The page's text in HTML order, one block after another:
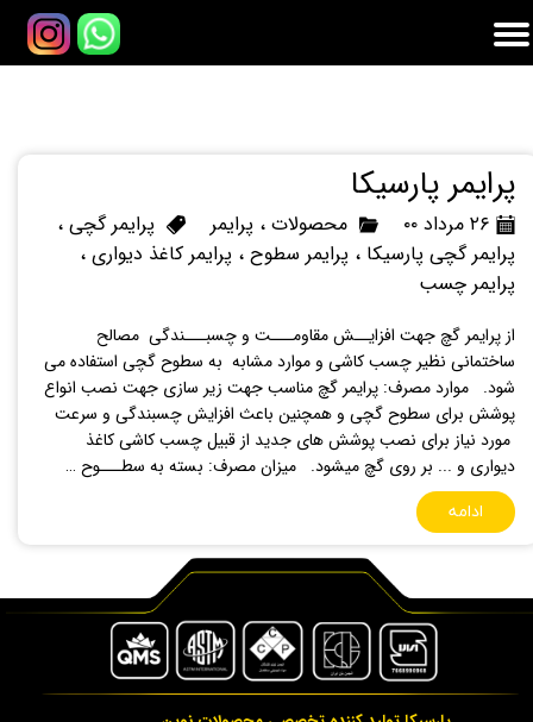
پرایمر پارسیکا
۲۶ مرداد ۰۰ محصولات ، پرایمر پرایمر گچی ،
پرایمر گچی پارسیکا ، پرایمر سطوح ، پرایمر کاغذ دیواری ،
پرایمر چسب
از پرایمر گچ جهت افزایــش مقاومـــت و چسبـــندگی مصالح
ساختمانی نظیر چسب كاشی و موارد مشابه به سطوح گچی استفاده می
شود. موارد مصرف: پرایمر گچ مناسب جهت زیر سازی جهت نصب انواع
پوشش برای سطوح گچی و همچنین باعث افزایش چسبندگی و سرعت
مورد نیاز برای نصب پوشش های جدید از قبیل چسب كاشی كاغذ
دیواری و ... بر روی گچ میشود. میزان مصرف: بسته به سطـــوح …
ادامه